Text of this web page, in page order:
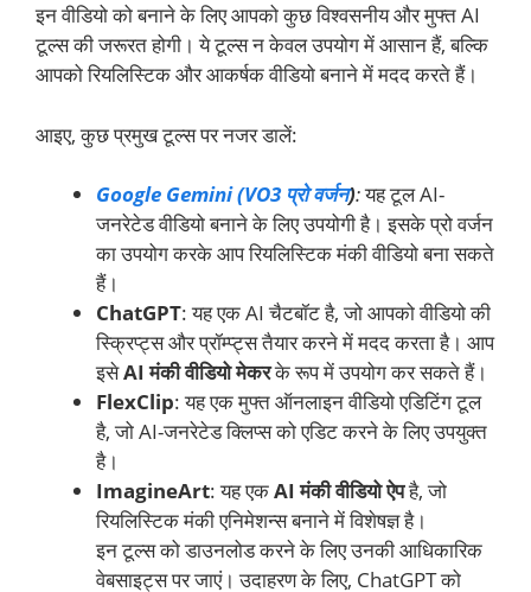
इन वीडियो को बनाने के लिए आपको कुछ विश्वसनीय और मुफ्त AI
टूल्स की जरूरत होगी। ये टूल्स न केवल उपयोग में आसान हैं, बल्कि
आपको रियलिस्टिक और आकर्षक वीडियो बनाने में मदद करते हैं।
आइए, कुछ प्रमुख टूल्स पर नजर डालें:
Google Gemini (VO3 प्रो वर्जन):यह टूल AI-
जनरेटेड वीडियो बनाने के लिए उपयोगी है। इसके प्रो वर्जन
का उपयोग करके आप रियलिस्टिक मंकी वीडियो बना सकते
हैं।
ChatGPT: यह एक AI चैटबॉट है, जो आपको वीडियो की
स्क्रिप्ट्स और प्रॉम्प्ट्स तैयार करने में मदद करता है। आप
इसेAI मंकी वीडियो मेकरके रूप में उपयोग कर सकते हैं।
FlexClip: यह एक मुफ्त ऑनलाइन वीडियो एडिटिंग टूल
है, जो AI-जनरेटेड क्लिप्स को एडिट करने के लिए उपयुक्त
है।
ImagineArt: यह एकAI मंकी वीडियो ऐपहै, जो
रियलिस्टिक मंकी एनिमेशन्स बनाने में विशेषज्ञ है।
इन टूल्स को डाउनलोड करने के लिए उनकी आधिकारिक
वेबसाइट्स पर जाएं। उदाहरण के लिए, ChatGPT को